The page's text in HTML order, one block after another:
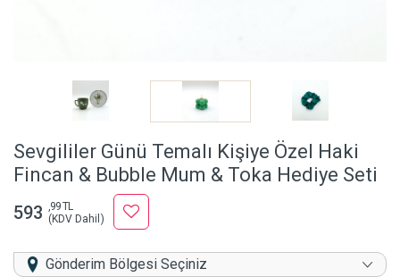
Sevgililer Günü Temalı Kişiye Özel Haki
Fincan & Bubble Mum & Toka Hediye Seti
593 ,99 TL
(KDV Dahil)
Gönderim Bölgesi Seçiniz